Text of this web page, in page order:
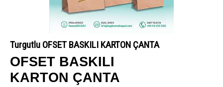
Turgutlu OFSET BASKILI KARTON ÇANTA
OFSET BASKILI
KARTON ÇANTA